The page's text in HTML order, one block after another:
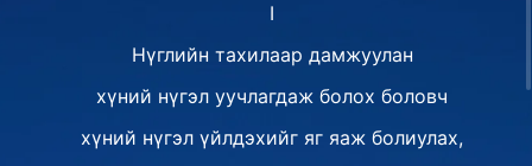
I
Нүглийн тахилаар дамжуулан
хүний нүгэл уучлагдаж болох боловч
хүний нүгэл үйлдэхийг яг яаж болиулах,